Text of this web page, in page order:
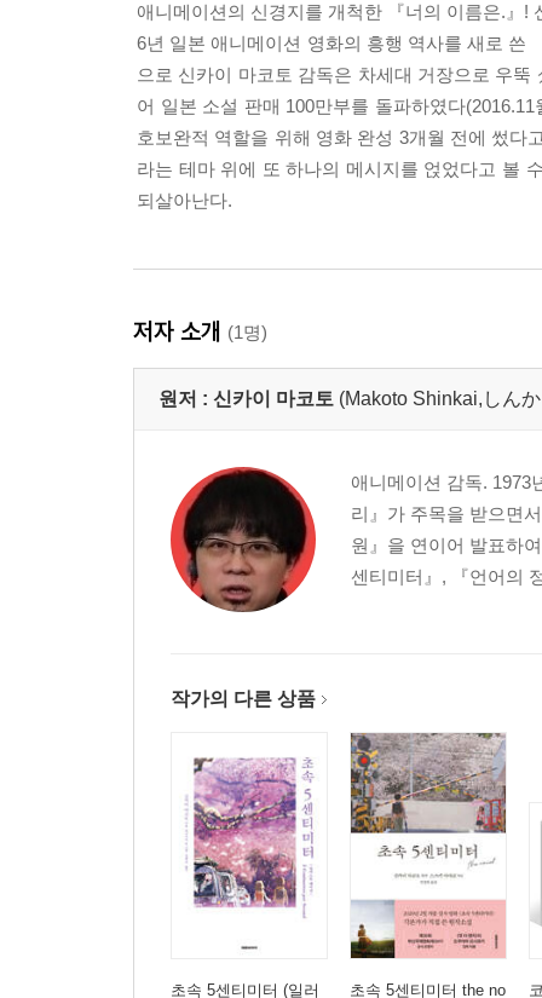
애니메이션의 신경지를 개척한 『너의 이름은.』!
6년 일본 애니메이션 영화의 흥행 역사를 새로 쓴
으로 신카이 마코토 감독은 차세대 거장으로 우
어 일본 소설 판매 100만부를 돌파하였다
호보완적 역할을 위해 영화 완성 3개월 전에 썼다
라는 테마 위에 또 하나의 메시지를 얹었다고 볼
되살아난다.
저자 소개 (1명)
원저 : 신카이 마코토 (Makoto Shinkai,しん
애니메이션 감독. 1973
리』가 주목을 받으면
원』을 연이어 발표하
센티미터』, 『언어의
작가의 다른 상품
초속 5센티미터 (일러 초속 5센티미터 the no